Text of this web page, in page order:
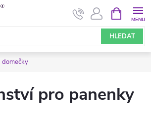
HLEDAT
NÁKUPNÍ
KOŠÍK
domečky
pro panenky